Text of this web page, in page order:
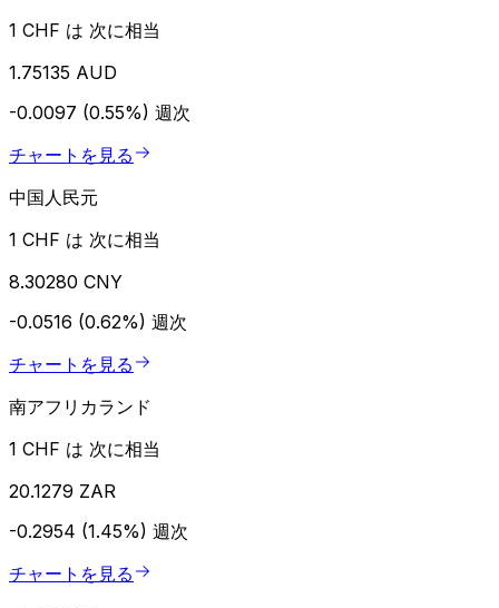
1 CHF は 次に相当
1.75135 AUD
-0.0097 (0.55%) 週次
チャートを見る
中国人民元
1 CHF は 次に相当
8.30280 CNY
-0.0516 (0.62%) 週次
チャートを見る
南アフリカランド
1 CHF は 次に相当
20.1279 ZAR
-0.2954 (1.45%) 週次
チャートを見る